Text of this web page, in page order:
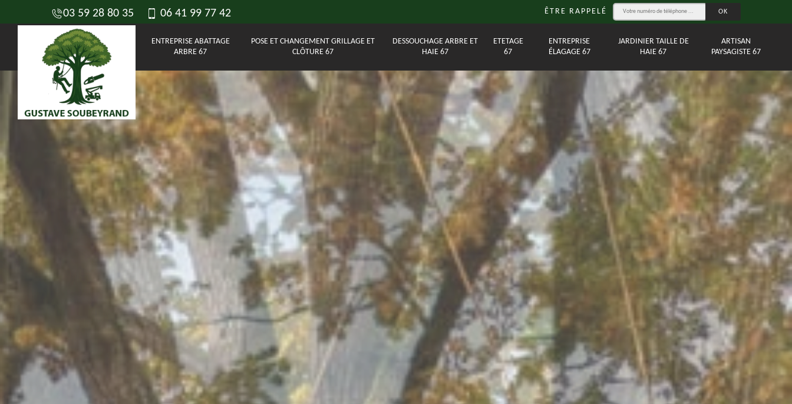
03 59 28 80 35 06 41 99 77 42 ÊTRE RAPPELÉ
ENTREPRISE ABATTAGE
ARBRE 67
POSE ET CHANGEMENT GRILLAGE ET
CLÔTURE 67
DESSOUCHAGE ARBRE ET
HAIE 67
ETETAGE
67
ENTREPRISE
ÉLAGAGE 67
JARDINIER TAILLE DE
HAIE 67
ARTISAN
PAYSAGISTE 67